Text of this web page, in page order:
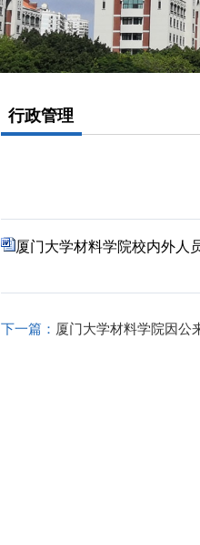
行政管理
厦门大学材料学院校内外人
下一篇： 厦门大学材料学院因公